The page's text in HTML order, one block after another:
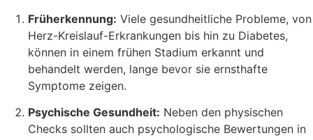
Früherkennung: Viele gesundheitliche Probleme, von
Herz-Kreislauf-Erkrankungen bis hin zu Diabetes,
können in einem frühen Stadium erkannt und
behandelt werden, lange bevor sie ernsthafte
Symptome zeigen.
Psychische Gesundheit: Neben den physischen
Checks sollten auch psychologische Bewertungen in